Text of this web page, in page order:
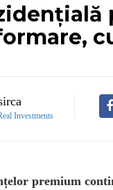
Investments
premium